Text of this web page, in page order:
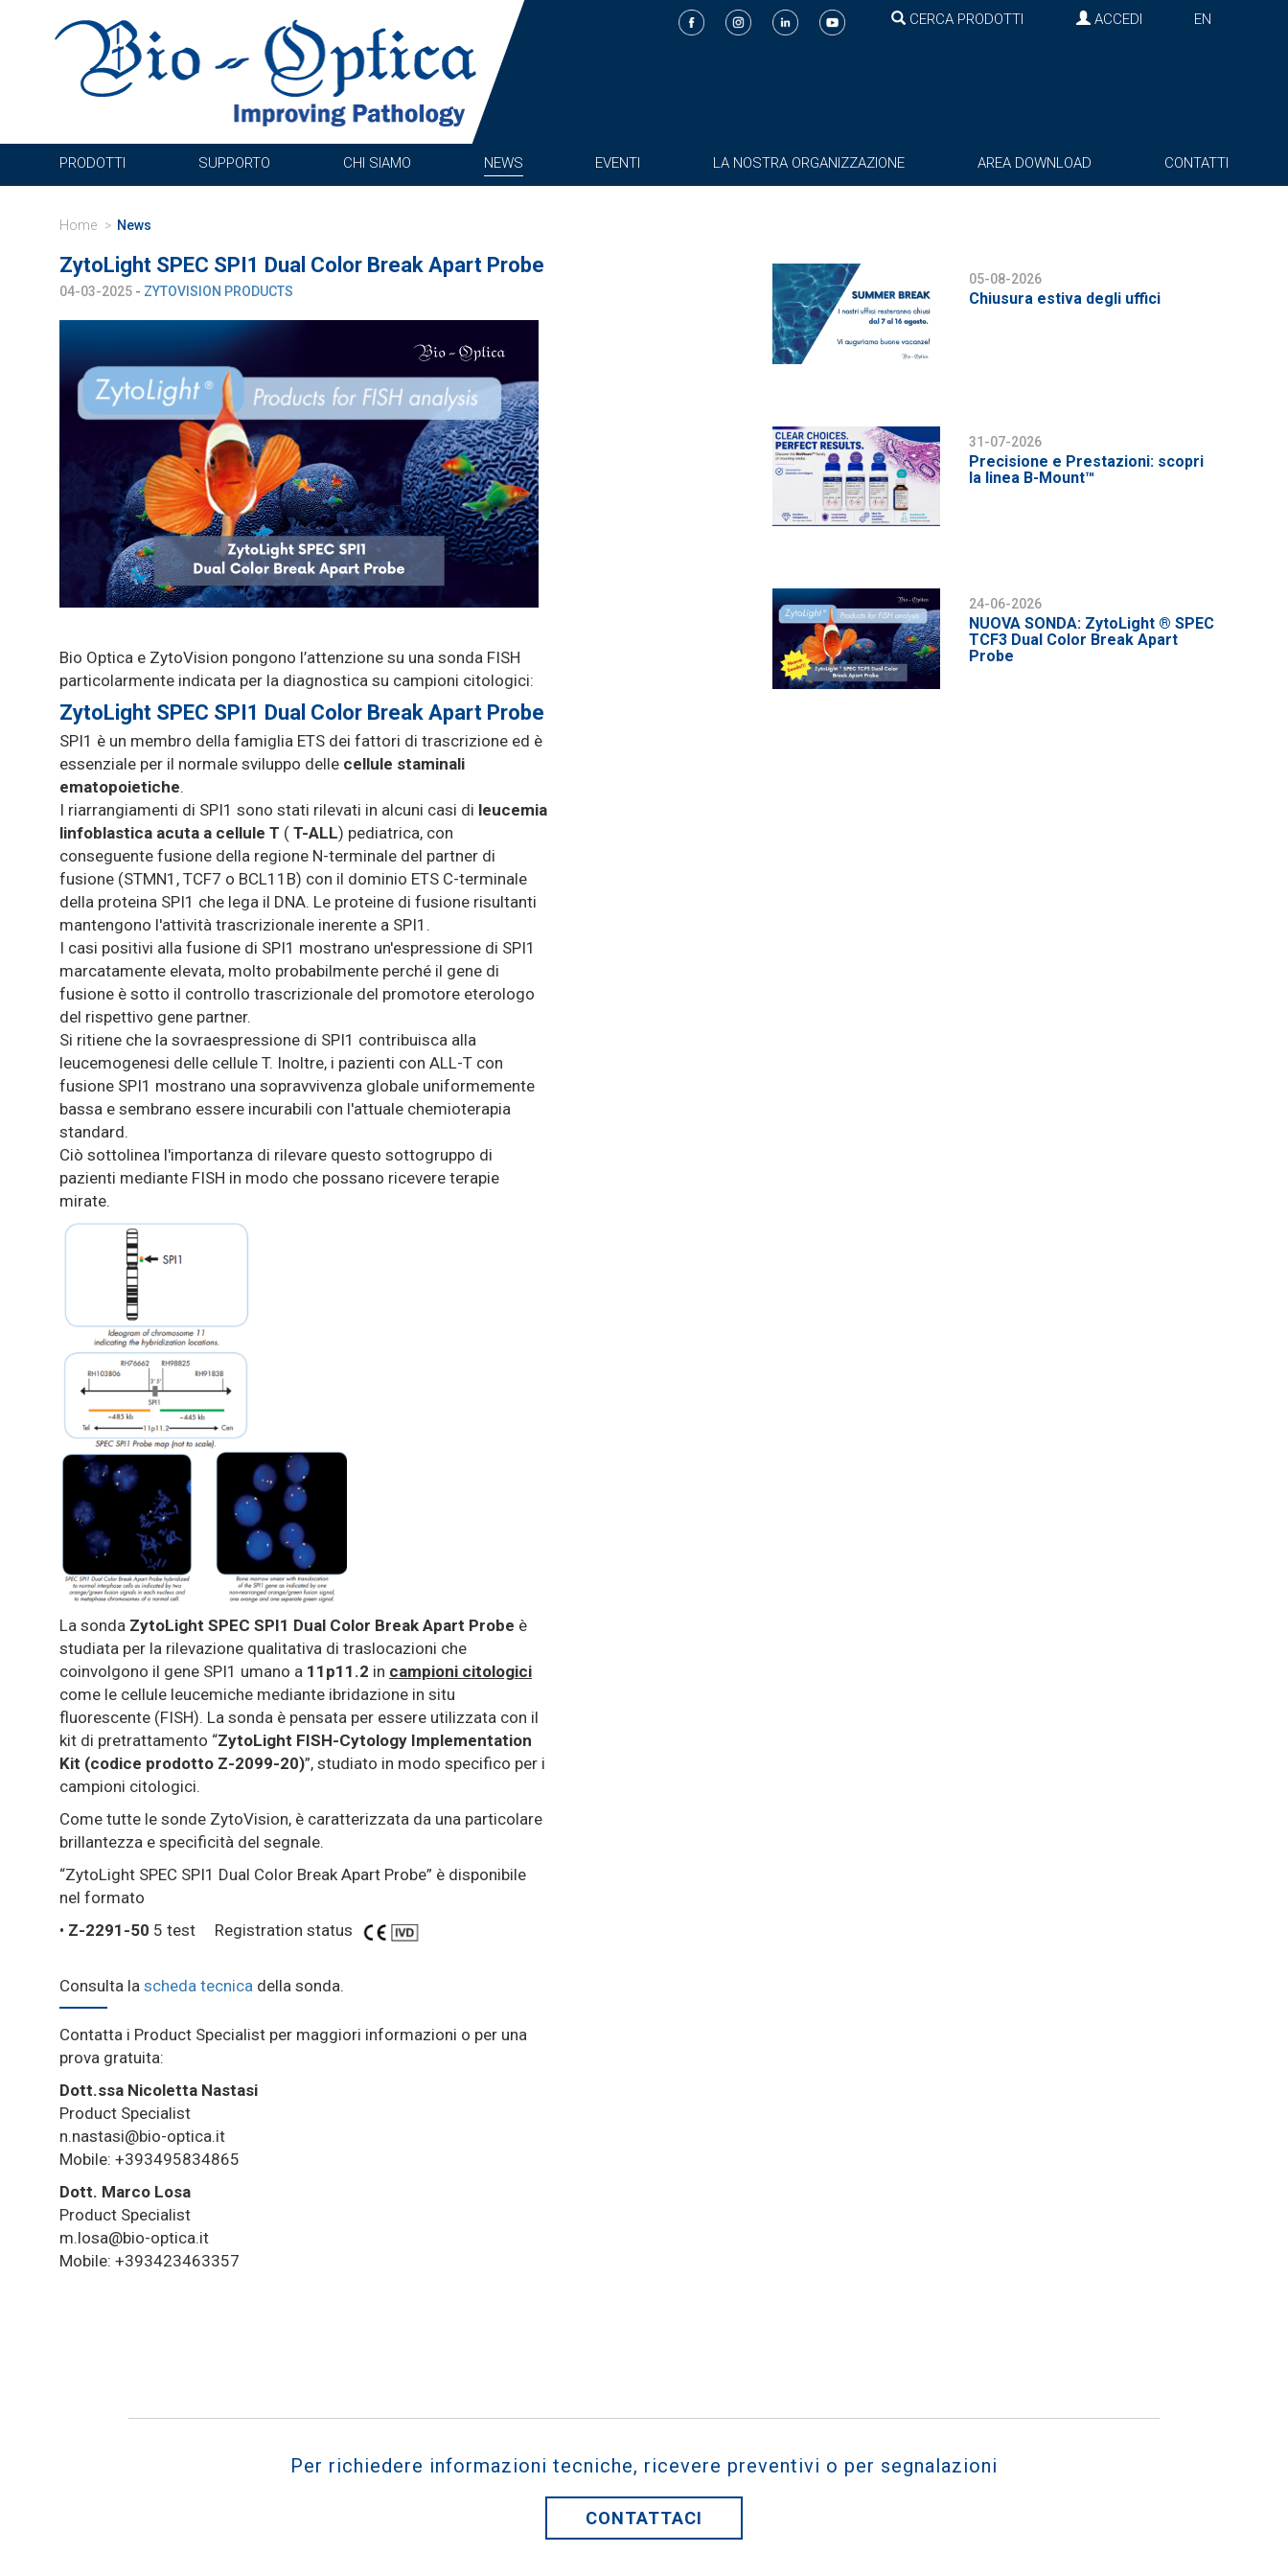
CERCA PRODOTTI ACCEDI EN
PRODOTTI SUPPORTO CHI SIAMO NEWS EVENTI LA NOSTRA ORGANIZZAZIONE AREA DOWNLOAD CONTATTI
Home News
ZytoLight SPEC SPI1 Dual Color Break Apart Probe
04-03-2025 - ZYTOVISION PRODUCTS
Bio Optica e ZytoVision pongono l’attenzione su una sonda FISH
particolarmente indicata per la diagnostica su campioni citologici:
ZytoLight SPEC SPI1 Dual Color Break Apart Probe
SPI1 è un membro della famiglia ETS dei fattori di trascrizione ed è
essenziale per il normale sviluppo delle cellule staminali
ematopoietiche.
I riarrangiamenti di SPI1 sono stati rilevati in alcuni casi di leucemia
linfoblastica acuta a cellule T ( T-ALL) pediatrica, con
conseguente fusione della regione N-terminale del partner di
fusione (STMN1, TCF7 o BCL11B) con il dominio ETS C-terminale
della proteina SPI1 che lega il DNA. Le proteine di fusione risultanti
mantengono l'attività trascrizionale inerente a SPI1.
I casi positivi alla fusione di SPI1 mostrano un'espressione di SPI1
marcatamente elevata, molto probabilmente perché il gene di
fusione è sotto il controllo trascrizionale del promotore eterologo
del rispettivo gene partner.
Si ritiene che la sovraespressione di SPI1 contribuisca alla
leucemogenesi delle cellule T. Inoltre, i pazienti con ALL-T con
fusione SPI1 mostrano una sopravvivenza globale uniformemente
bassa e sembrano essere incurabili con l'attuale chemioterapia
standard.
Ciò sottolinea l'importanza di rilevare questo sottogruppo di
pazienti mediante FISH in modo che possano ricevere terapie
mirate.
La sonda ZytoLight SPEC SPI1 Dual Color Break Apart Probe è
studiata per la rilevazione qualitativa di traslocazioni che
coinvolgono il gene SPI1 umano a 11p11.2 in campioni citologici
come le cellule leucemiche mediante ibridazione in situ
fluorescente (FISH). La sonda è pensata per essere utilizzata con il
kit di pretrattamento “ZytoLight FISH-Cytology Implementation
Kit (codice prodotto Z-2099-20)”, studiato in modo specifico per i
campioni citologici.
Come tutte le sonde ZytoVision, è caratterizzata da una particolare
brillantezza e specificità del segnale.
“ZytoLight SPEC SPI1 Dual Color Break Apart Probe” è disponibile
nel formato
• Z-2291-50 5 test Registration status
Consulta la scheda tecnica della sonda.
Contatta i Product Specialist per maggiori informazioni o per una
prova gratuita:
Dott.ssa Nicoletta Nastasi
Product Specialist
n.nastasi@bio-optica.it
Mobile: +393495834865
Dott. Marco Losa
Product Specialist
m.losa@bio-optica.it
Mobile: +393423463357
05-08-2026
Chiusura estiva degli uffici
31-07-2026
Precisione e Prestazioni: scopri
la linea B-Mount™
24-06-2026
NUOVA SONDA: ZytoLight ® SPEC
TCF3 Dual Color Break Apart
Probe
Per richiedere informazioni tecniche, ricevere preventivi o per segnalazioni
CONTATTACI